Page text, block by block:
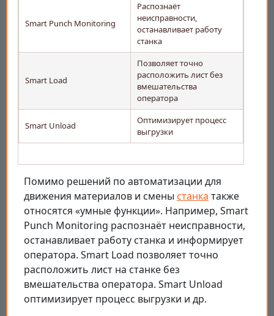
Smart Punch Monitoring
Распознаёт
неисправности,
останавливает работу
станка
Smart Load
Позволяет точно
расположить лист без
вмешательства
оператора
Smart Unload
Оптимизирует процесс
выгрузки
Помимо решений по автоматизации для
движения материалов и смены станка также
относятся «умные функции». Например, Smart
Punch Monitoring распознаёт неисправности,
останавливает работу станка и информирует
оператора. Smart Load позволяет точно
расположить лист на станке без
вмешательства оператора. Smart Unload
оптимизирует процесс выгрузки и др.